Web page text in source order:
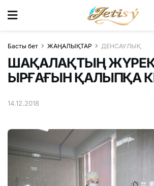
Басты бет ЖАҢАЛЫҚТАР ДЕНСАУЛЫҚ
ШАҚАЛАҚТЫҢ
ЫРҒАҒЫН ҚАЛЫПҚА
14.12.2018